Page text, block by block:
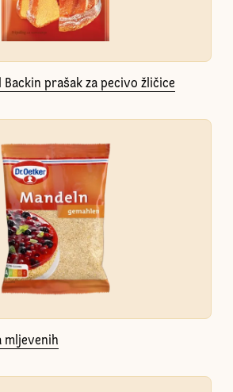
Backin prašak za pecivo žličice
mljevenih